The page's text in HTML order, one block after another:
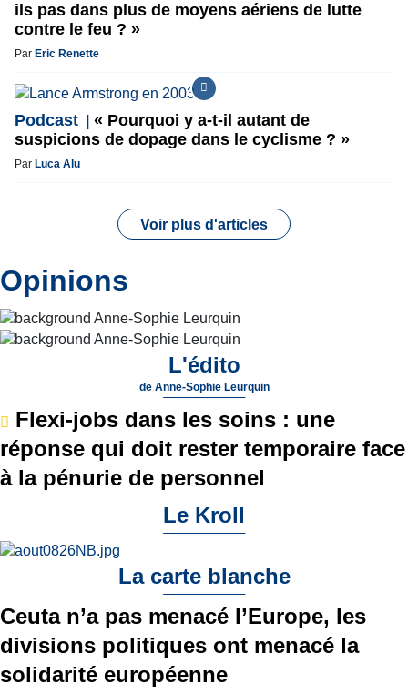
ils pas dans plus de moyens aériens de lutte
contre le feu ? »
Par Eric Renette
Podcast
« Pourquoi y a-t-il autant de
suspicions de dopage dans le cyclisme ? »
Par Luca Alu
Voir plus d'articles
Opinions
L'édito
de Anne-Sophie Leurquin
Flexi-jobs dans les soins : une
réponse qui doit rester temporaire face
à la pénurie de personnel
Le Kroll
La carte blanche
Ceuta n’a pas menacé l’Europe, les
divisions politiques ont menacé la
solidarité européenne